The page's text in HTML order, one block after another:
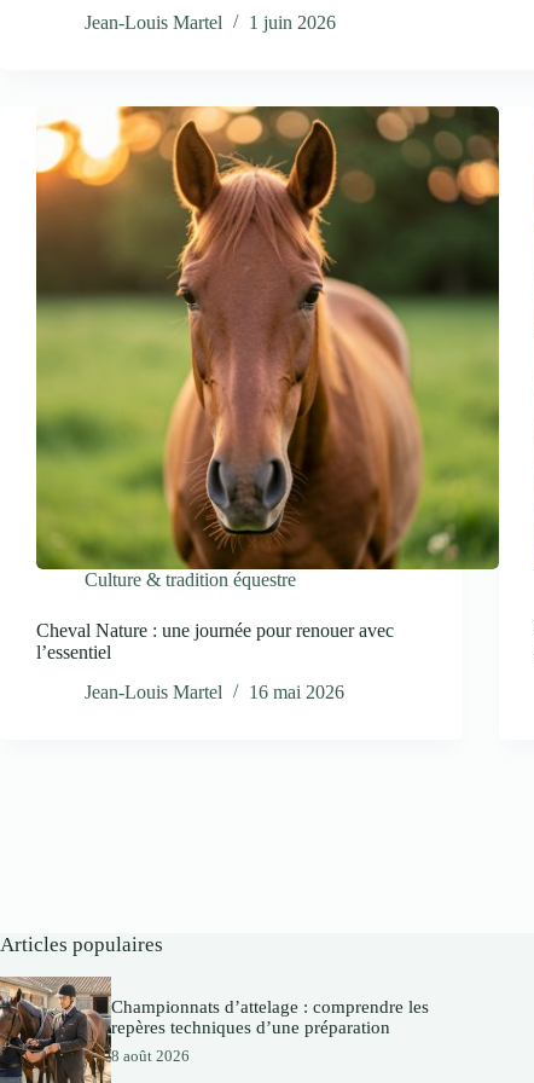
Jean-Louis Martel 1 juin 2026
Culture & tradition équestre
Cheval Nature : une journée pour renouer avec
l’essentiel
Jean-Louis Martel
16 mai 2026
Articles populaires
Championnats d’attelage : comprendre les
repères techniques d’une préparation
8 août 2026